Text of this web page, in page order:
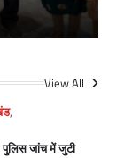
View All
,
पुलिस जांच में जुटी